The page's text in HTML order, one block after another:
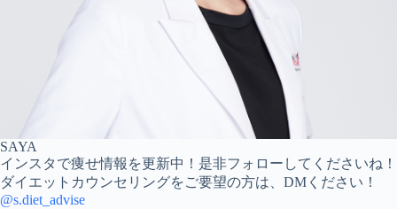
SAYA
インスタで痩せ情報を更新中！是非フォローしてくださいね！
ダイエットカウンセリングをご要望の方は、DMください！
@s.diet_advise